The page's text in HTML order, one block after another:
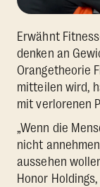
Erwähnt
denken an
Orangetheorie
mitteilen wird,
mit verlorenen
„Wenn die
nicht
aussehen
Honor